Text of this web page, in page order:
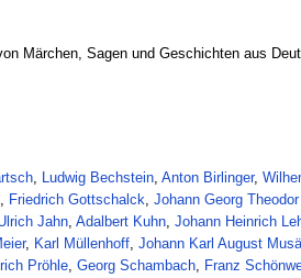
Märchen, Sagen und Geschichten aus
, Ludwig Bechstein, Anton Birlinger,
, Friedrich Gottschalck, Johann Georg
Jahn, Adalbert Kuhn, Johann Heinrich
, Karl Müllenhoff, Johann Karl August
Pröhle, Georg Schambach, Franz